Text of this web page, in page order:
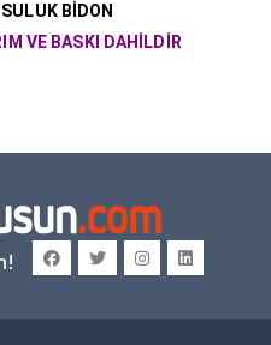
BİDON
VE BASKI DAHİLDİR